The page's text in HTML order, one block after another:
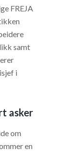
FREJA
samt
i
asker
om
en